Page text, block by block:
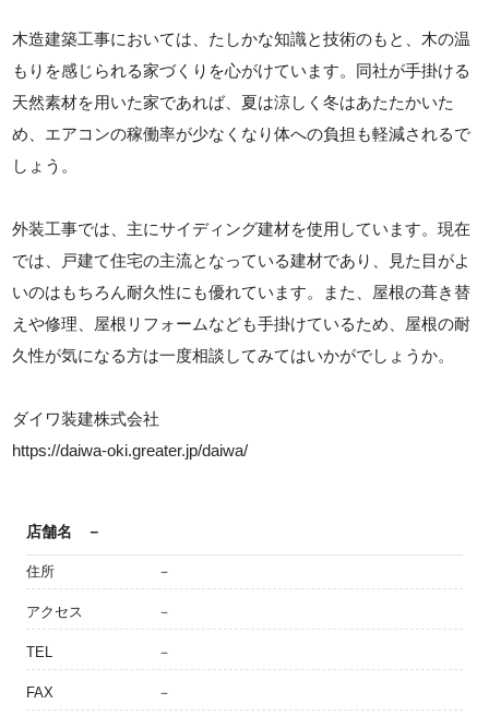
木造建築工事においては、たしかな知識と技術のもと、木の温
もりを感じられる家づくりを心がけています。同社が手掛ける
天然素材を用いた家であれば、夏は涼しく冬はあたたかいた
め、エアコンの稼働率が少なくなり体への負担も軽減されるで
しょう。
外装工事では、主にサイディング建材を使用しています。現在
では、戸建て住宅の主流となっている建材であり、見た目がよ
いのはもちろん耐久性にも優れています。また、屋根の葺き替
えや修理、屋根リフォームなども手掛けているため、屋根の耐
久性が気になる方は一度相談してみてはいかがでしょうか。
ダイワ装建株式会社
https://daiwa-oki.greater.jp/daiwa/
店舗名 －
住所 －
アクセス －
TEL －
FAX －